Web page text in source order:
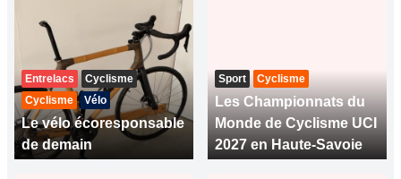
Entrelacs
Cyclisme
Cyclisme
Vélo
Le vélo écoresponsable
de demain
Sport Cyclisme
Les Championnats du
Monde de Cyclisme UCI
2027 en Haute-Savoie